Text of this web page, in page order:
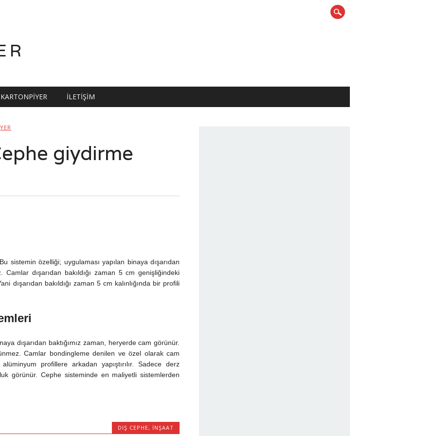
KARTONPIYER İLETIŞIM
giydirme
sistemin özelliği; uygulaması yapılan binaya dışarıdan
Camlar dışarıdan bakıldığı zaman 5 cm genişliğindeki
dışarıdan bakıldığı zaman 5 cm kalınlığında bir profili
dışarıdan baktığımız zaman, heryerde cam görünür.
Camlar bondingleme denilen ve özel olarak cam
alüminyum profillere arkadan yapıştırılır. Sadece derz
görünür. Cephe sisteminde en maliyetli sistemlerden
DIŞ CEPHE, İNŞAAT